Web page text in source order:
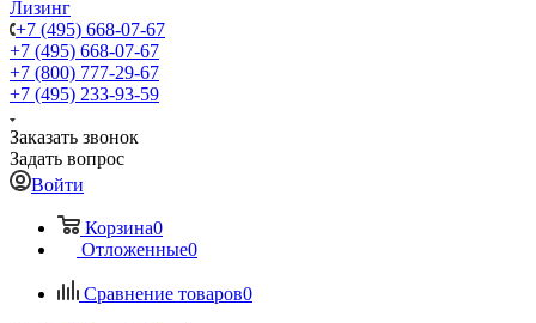
Лизинг
+7 (495) 668-07-67
+7 (495) 668-07-67
+7 (800) 777-29-67
+7 (495) 233-93-59
Заказать звонок
Задать вопрос
Войти
Корзина0
Отложенные0
Сравнение товаров0